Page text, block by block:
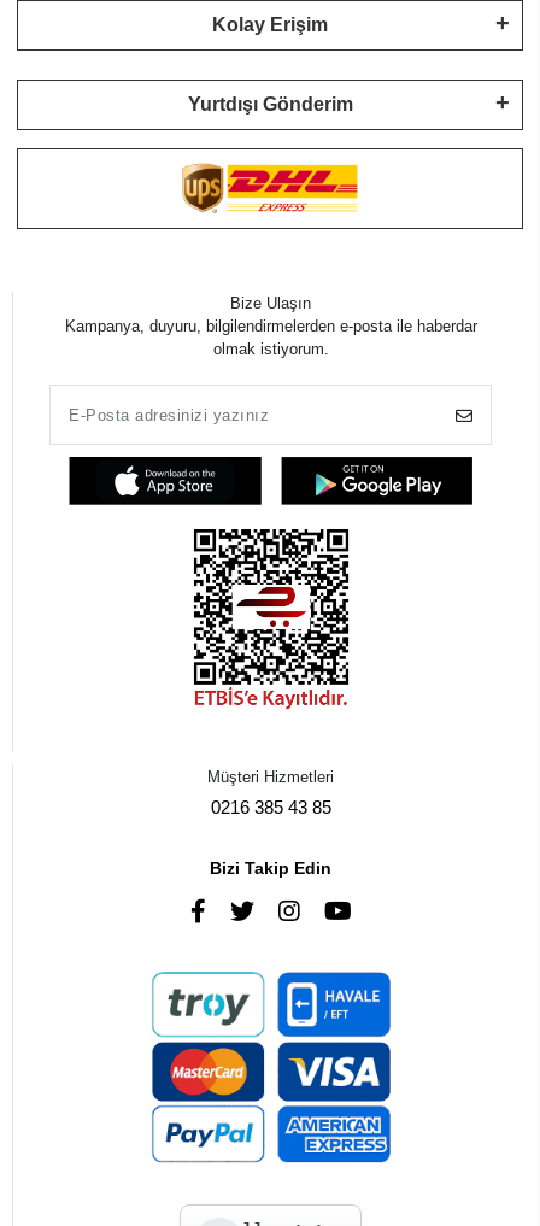
Kolay Erişim
Yurtdışı Gönderim
Bize Ulaşın
Kampanya, duyuru, bilgilendirmelerden e-posta ile haberdar
olmak istiyorum.
Müşteri Hizmetleri
0216 385 43 85
Bizi Takip Edin